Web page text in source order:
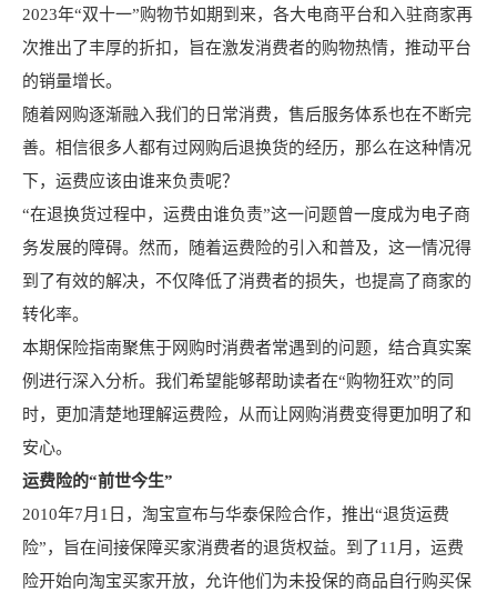
2023年“双十一”购物节如期到来，各大电商平台和入驻商家再
次推出了丰厚的折扣，旨在激发消费者的购物热情，推动平台
的销量增长。
随着网购逐渐融入我们的日常消费，售后服务体系也在不断完
善。相信很多人都有过网购后退换货的经历，那么在这种情况
下，运费应该由谁来负责呢？
“在退换货过程中，运费由谁负责”这一问题曾一度成为电子商
务发展的障碍。然而，随着运费险的引入和普及，这一情况得
到了有效的解决，不仅降低了消费者的损失，也提高了商家的
转化率。
本期保险指南聚焦于网购时消费者常遇到的问题，结合真实案
例进行深入分析。我们希望能够帮助读者在“购物狂欢”的同
时，更加清楚地理解运费险，从而让网购消费变得更加明了和
安心。
运费险的“前世今生”
2010年7月1日，淘宝宣布与华泰保险合作，推出“退货运费
险”，旨在间接保障买家消费者的退货权益。到了11月，运费
险开始向淘宝买家开放，允许他们为未投保的商品自行购买保